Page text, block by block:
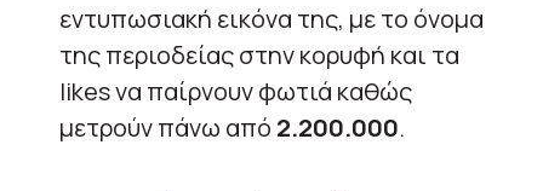
εντυπωσιακή εικόνα της, με το όνομα
της περιοδείας στην κορυφή και τα
likes να παίρνουν φωτιά καθώς
μετρούν πάνω από 2.200.000.